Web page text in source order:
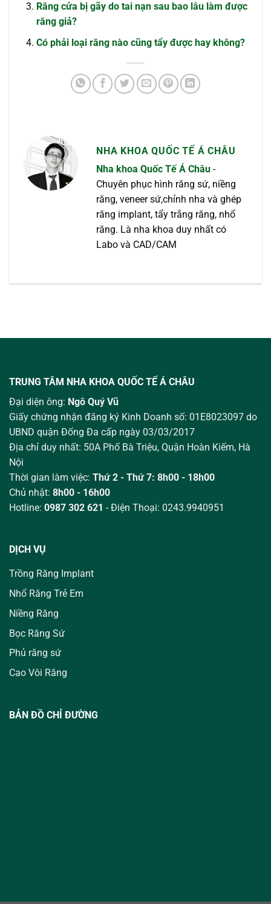
Răng cửa bị gãy do tai nạn sau bao lâu làm được
răng giả?
Có phải loại răng nào cũng tẩy được hay không?
NHA KHOA QUỐC TẾ Á CHÂU
Nha khoa Quốc Tế Á Châu -
Chuyên phục hình răng sứ, niềng
răng, veneer sứ,chỉnh nha và ghép
răng implant, tẩy trắng răng, nhổ
răng. Là nha khoa duy nhất có
Labo và CAD/CAM
TRUNG TÂM NHA KHOA QUỐC TẾ Á CHÂU
Đại diện ông: Ngô Quý Vũ
Giấy chứng nhận đăng ký Kinh Doanh số: 01E8023097 do
UBND quận Đống Đa cấp ngày 03/03/2017
Địa chỉ duy nhất: 50A Phố Bà Triệu, Quận Hoàn Kiếm, Hà
Nội
Thời gian làm việc: Thứ 2 - Thứ 7: 8h00 - 18h00
Chủ nhật: 8h00 - 16h00
Hotline: 0987 302 621 - Điện Thoại: 0243.9940951
DỊCH VỤ
Trồng Răng Implant
Nhổ Răng Trẻ Em
Niềng Răng
Bọc Răng Sứ
Phủ răng sứ
Cao Vôi Răng
BẢN ĐỒ CHỈ ĐƯỜNG